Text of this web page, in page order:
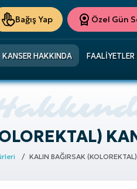
Bağış Yap Özel Gün
KANSER HAKKINDA FAALIYETLER
KALIN BAĞIRSAK